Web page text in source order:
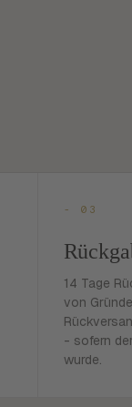
- 03
14 Tage
von
- sofern
wurde.